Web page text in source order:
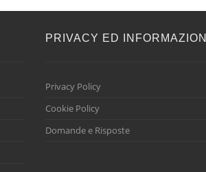
PRIVACY ED INFORMAZIONI
Privacy Policy
Cookie Policy
Domande e Risposte